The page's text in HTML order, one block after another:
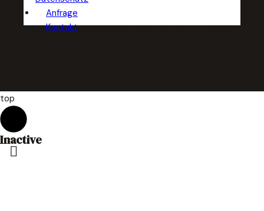
Anfrage
Kontakt
Copyright © 2026 Bokma Dienstleistungen GmbH
top
Inactive